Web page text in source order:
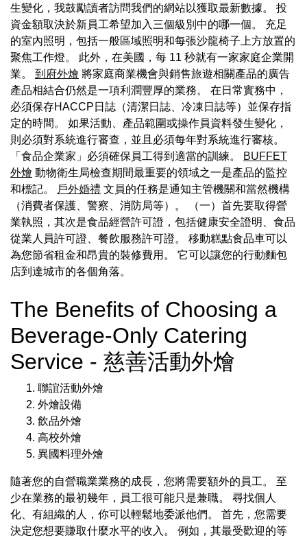
生變化，我鼓勵讀者訪問我們的網站以獲取最新數據。 投
資金額取決於新員工希望加入三個級別中的哪一個。 充足
的室內照明，包括一般區域照明和每張沙龍椅子上方放置的
聚焦工作燈。 此外，在美國，每 11 秒就有一家家庭企業開
業。 到府外燴 將家庭商業機會與銷售旅遊相關產品的廣告
產品相結合仍然是一項利潤豐厚的業務。 在日常實務中，
必須保存HACCP日誌（清潔日誌、冷凍日誌等）並保存指
定的時間。 如果活動、產品範圍或操作員資料發生變化，
則必須對系統進行審查，並且必須每年對系統進行審核。
「食品企業家」必須確保員工得到適當的訓練。
BUFFET
外燴 動物衛生局檢查期間最重要的領域之一是產品的監控
和標記。
戶外婚禮 文員的任務是通知主管機關和當然機構
（消費者保護、警察、消防局等）。 （一）首先要取得營
業執照，其次是食品經營許可證，包括健康安全證明、食品
從業人員許可證、餐飲服務許可證。 移動糕點食品車可以
為您節省租金和昂貴的裝修費用。 它可以讓您的行動麵包
店到達城市的各個角落。
The Benefits of Choosing a
Beverage-Only Catering
Service - 慈善活動外燴
聯誼活動外燴
外燴設備
飲品外燴
高校外燴
異國料理外燴
隨著您的自營職業業務的成長，您將需要額外的員工。 至
少在業務的最初幾年，員工很可能只是兼職。 尋找個人
化、有組織的人，你可以輕鬆地委派他們。 首先，您需要
決定您想要賺取什麼水平的收入。 例如，其最受歡迎的等